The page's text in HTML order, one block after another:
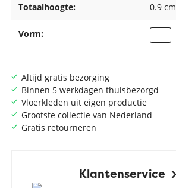
Altijd gratis bezorging
Binnen 5 werkdagen thuisbezorgd
Vloerkleden uit eigen productie
Grootste collectie van Nederland
Gratis retourneren
Klantenservice
Totaalhoogte: 0.9 cm
Vorm: